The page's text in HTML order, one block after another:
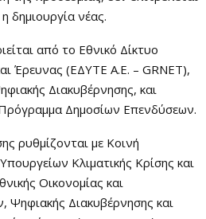
δημιουργία νέας.
από το Εθνικό Δίκτυο
Έρευνας (ΕΔΥΤΕ Α.Ε. – GRNET),
Διακυβέρνησης, και
Δημοσίων Επενδύσεων.
ρυθμίζονται με Κοινή
Κλιματικής Κρίσης και
Οικονομίας και
Ψηφιακής Διακυβέρνησης και